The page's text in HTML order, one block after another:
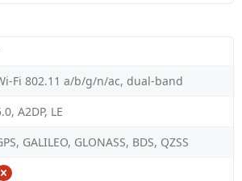
Fi 802.11 a/b/g/n/ac, dual-band
A2DP, LE
GALILEO, GLONASS, BDS, QZSS